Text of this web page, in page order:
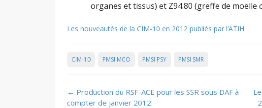
organes et tissus) et Z94.80 (greffe de moelle
Les nouveautés de la CIM-10 en 2012 publiés par l’ATIH
CIM-10 PMSI MCO PMSI PSY PMSI SMR
Post
navigation
← Production du RSF-ACE pour les SSR sous DAF à
compter de janvier 2012.